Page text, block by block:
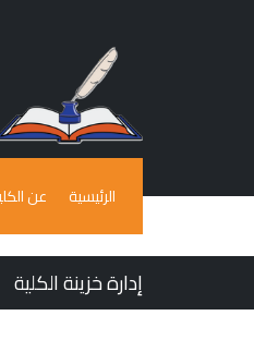
الرئيسية عن
إدارة خزينة الكلية